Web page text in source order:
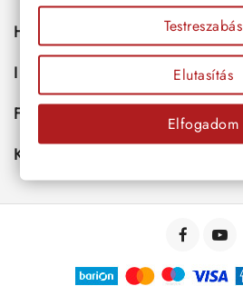
Hasznos
Információk
Fiókod
Kapcsolat
Testreszabás
Elutasítás
Elfogadom